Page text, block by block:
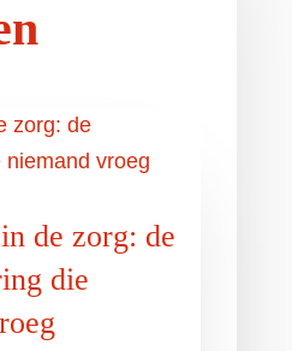
de zorg: de
die